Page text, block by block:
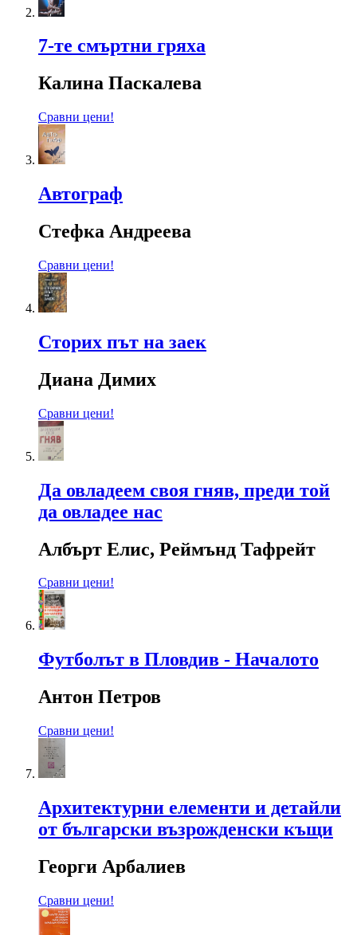
7-те смъртни гряха
Калина Паскалева
Сравни цени!
Автограф
Стефка Андреева
Сравни цени!
Сторих път на заек
Диана Димих
Сравни цени!
Да овладеем своя гняв, преди той
да овладее нас
Албърт Елис, Реймънд Тафрейт
Сравни цени!
Футболът в Пловдив - Началото
Антон Петров
Сравни цени!
Архитектурни елементи и детайли
от български възрожденски къщи
Георги Арбалиев
Сравни цени!